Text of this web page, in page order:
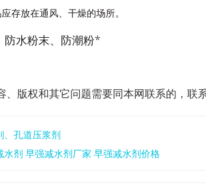
存放在通风、干燥的场所。
防水粉末、防潮粉*
、版权和其它问题需要同本网联系的，联
、孔道压浆剂
水剂 早强减水剂厂家 早强减水剂价格